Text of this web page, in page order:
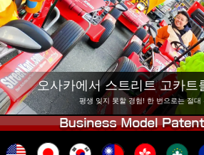
도쿄 시나가와 #1
도쿄 아키하바라#2
도쿄 시부야 애넥스
도쿄 아사쿠사
오키나와
오사카에서 스트리트 고카트
평생 잊지 못할 경험! 한 번으로는 절대